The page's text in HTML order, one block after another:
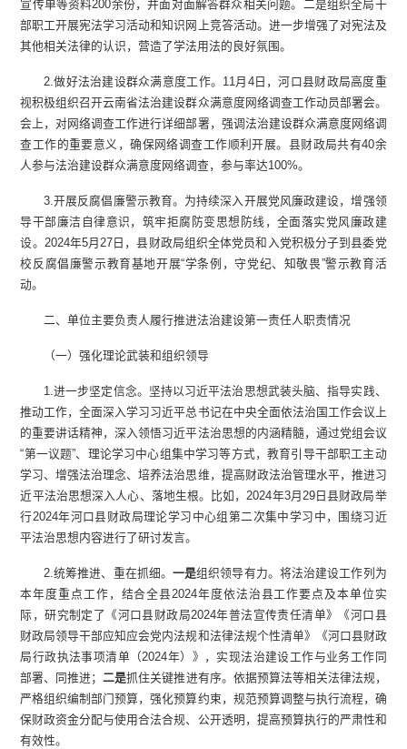
宣传单等资料200余份，并面对面解答群众相关问题。二是组织全局干
部职工开展宪法学习活动和知识网上竞答活动。进一步增强了对宪法及
其他相关法律的认识，营造了学法用法的良好氛围。
2.做好法治建设群众满意度工作。11月4日，河口县财政局高度重
视积极组织召开云南省法治建设群众满意度网络调查工作动员部署会。
会上，对网络调查工作进行详细部署，强调法治建设群众满意度网络调
查工作的重要意义，确保网络调查工作顺利开展。县财政局共有40余
人参与法治建设群众满意度网络调查，参与率达100%。
3.开展反腐倡廉警示教育。为持续深入开展党风廉政建设，增强领
导干部廉洁自律意识，筑牢拒腐防变思想防线，全面落实党风廉政建
设。2024年5月27日，县财政局组织全体党员和入党积极分子到县委党
校反腐倡廉警示教育基地开展“学条例，守党纪、知敬畏”警示教育活
动。
二、单位主要负责人履行推进法治建设第一责任人职责情况
（一）强化理论武装和组织领导
1.进一步坚定信念。坚持以习近平法治思想武装头脑、指导实践、
推动工作，全面深入学习习近平总书记在中央全面依法治国工作会议上
的重要讲话精神，深入领悟习近平法治思想的内涵精髓，通过党组会议
“第一议题”、理论学习中心组集中学习等方式，教育引导干部职工主动
学习、增强法治理念、培养法治思维，提高财政法治管理水平，推进习
近平法治思想深入人心、落地生根。比如，2024年3月29日县财政局举
行2024年河口县财政局理论学习中心组第二次集中学习中，围绕习近
平法治思想内容进行了研讨发言。
2.统筹推进、重在抓细。一是组织领导有力。将法治建设工作列为
本年度重点工作，结合全县2024年度依法治县工作要点及本单位实
际，研究制定了《河口县财政局2024年普法宣传责任清单》《河口县
财政局领导干部应知应会党内法规和法律法规个性清单》《河口县财政
局行政执法事项清单（2024年）》，实现法治建设工作与业务工作同
部署、同推进；二是抓住关键推进有序。依据预算法等相关法律法规，
严格组织编制部门预算，强化预算约束，规范预算调整与执行流程，确
保财政资金分配与使用合法合规、公开透明，提高预算执行的严肃性和
有效性。